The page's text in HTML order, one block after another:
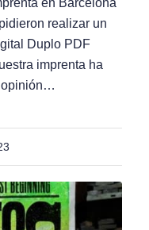
realizar un
Duplo PDF
imprenta ha
opinión…